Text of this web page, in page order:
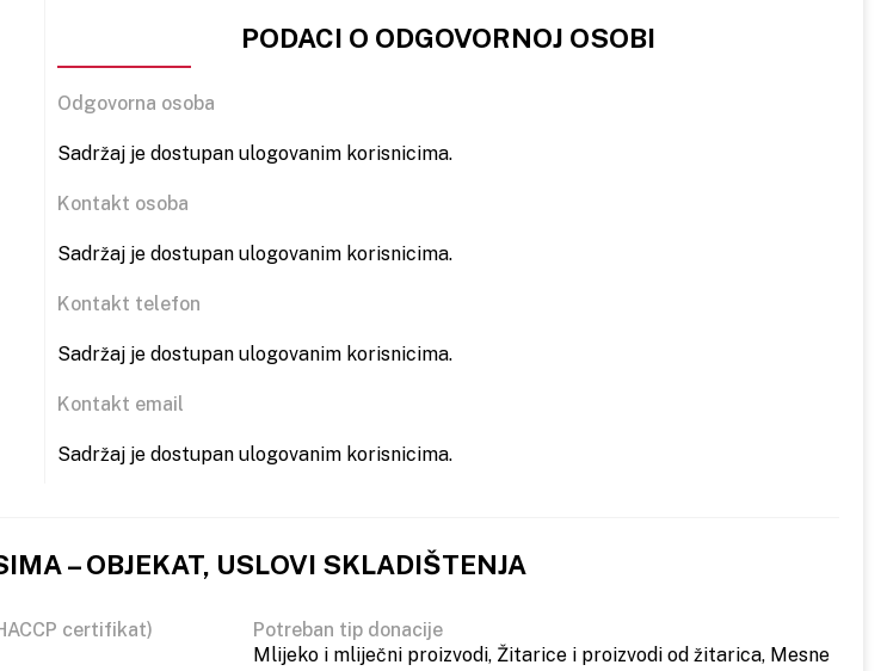
PODACI O ODGOVORNOJ OSOBI
Odgovorna osoba
Sadržaj je dostupan ulogovanim korisnicima.
Kontakt osoba
Sadržaj je dostupan ulogovanim korisnicima.
Kontakt telefon
Sadržaj je dostupan ulogovanim korisnicima.
Kontakt email
Sadržaj je dostupan ulogovanim korisnicima.
– OBJEKAT, USLOVI SKLADIŠTENJA
certifikat)
Potreban tip donacije
Mlijeko i mliječni proizvodi, Žitarice i proizvodi od žitarica, Mesne